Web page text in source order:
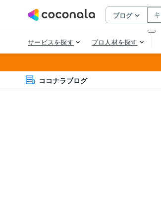
ココナラブログ